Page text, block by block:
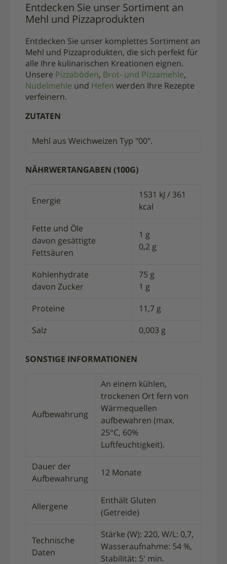
Entdecken Sie unser Sortiment an
Mehl und Pizzaprodukten
Entdecken Sie unser komplettes Sortiment an
Mehl und Pizzaprodukten, die sich perfekt für
alle Ihre kulinarischen Kreationen eignen.
Unsere Pizzaböden, Brot- und Pizzamehle,
Nudelmehle und Hefen werden Ihre Rezepte
verfeinern.
ZUTATEN
Mehl aus Weichweizen Typ "00".
NÄHRWERTANGABEN (100G)
Energie
1531 kJ / 361
kcal
Fette und Öle
davon gesättigte
Fettsäuren
1 g
0,2 g
Kohlenhydrate
davon Zucker
75 g
1 g
Proteine 11,7 g
Salz 0,003 g
SONSTIGE INFORMATIONEN
Aufbewahrung
An einem kühlen,
trockenen Ort fern von
Wärmequellen
aufbewahren (max.
25°C, 60%
Luftfeuchtigkeit).
Dauer der
Aufbewahrung
12 Monate
Allergene
Enthält Gluten
(Getreide)
Technische
Daten
Stärke (W): 220, W/L: 0,7,
Wasseraufnahme: 54 %,
Stabilität: 5′ min.